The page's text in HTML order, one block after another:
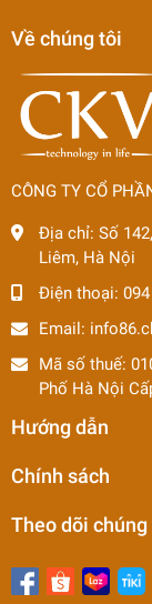
Về chúng tôi
CÔNG TY CỔ
Địa chỉ: Số
Liêm, Hà Nội
Điện thoại:
Email:
Mã số thuế:
Phố Hà Nội
Hướng dẫn
Chính sách
Theo dõi chúng